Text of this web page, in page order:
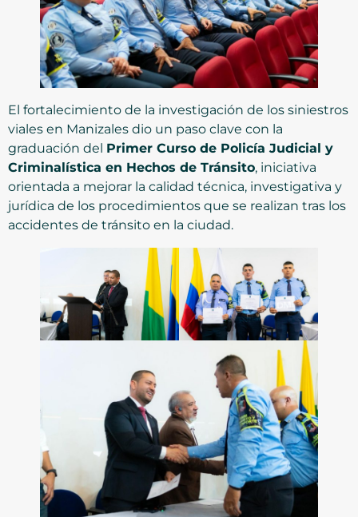
El fortalecimiento de la investigación de los siniestros
viales en Manizales dio un paso clave con la
graduación del Primer Curso de Policía Judicial y
Criminalística en Hechos de Tránsito, iniciativa
orientada a mejorar la calidad técnica, investigativa y
jurídica de los procedimientos que se realizan tras los
accidentes de tránsito en la ciudad.